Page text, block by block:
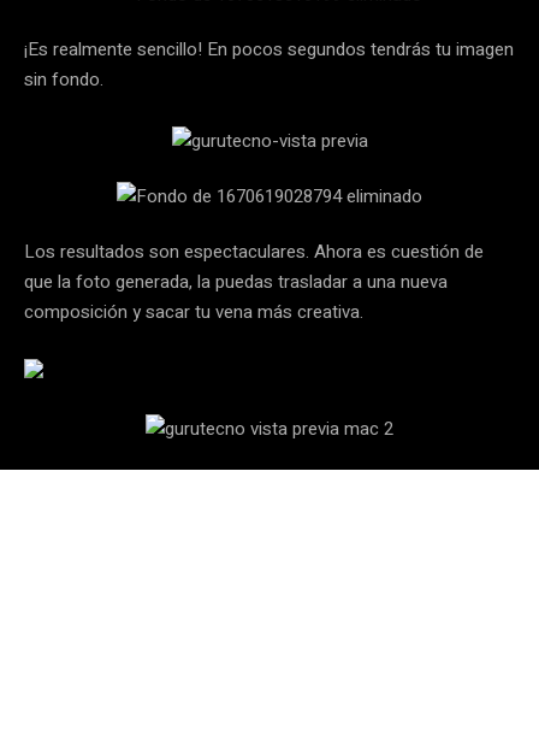
¡Es realmente sencillo! En pocos segundos tendrás tu imagen
sin fondo.
Los resultados son espectaculares. Ahora es cuestión de
que la foto generada, la puedas trasladar a una nueva
composición y sacar tu vena más creativa.